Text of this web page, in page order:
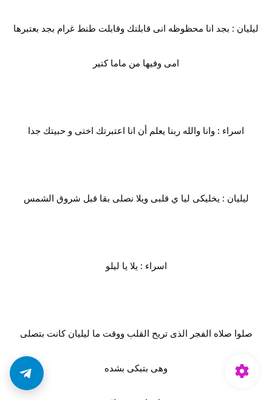
ليليان : بجد انا محظوظه انى قابلتك وقابلت طنط غرام بجد بعتبرها
امى وفيها من ماما كتير
اسراء : وانا والله ربنا يعلم أن انا اعتبرتك اختى و حبيتك جدا
ليليان : يخليكى ليا ي قلبى ويلا نصلى بقا قبل شروق الشمس
اسراء : يلا يا ليلو
صلوا صلاه الفجر الذى تريح القلب ووقت ما ليليان كانت بتصلى
وهى بتبكى بشده